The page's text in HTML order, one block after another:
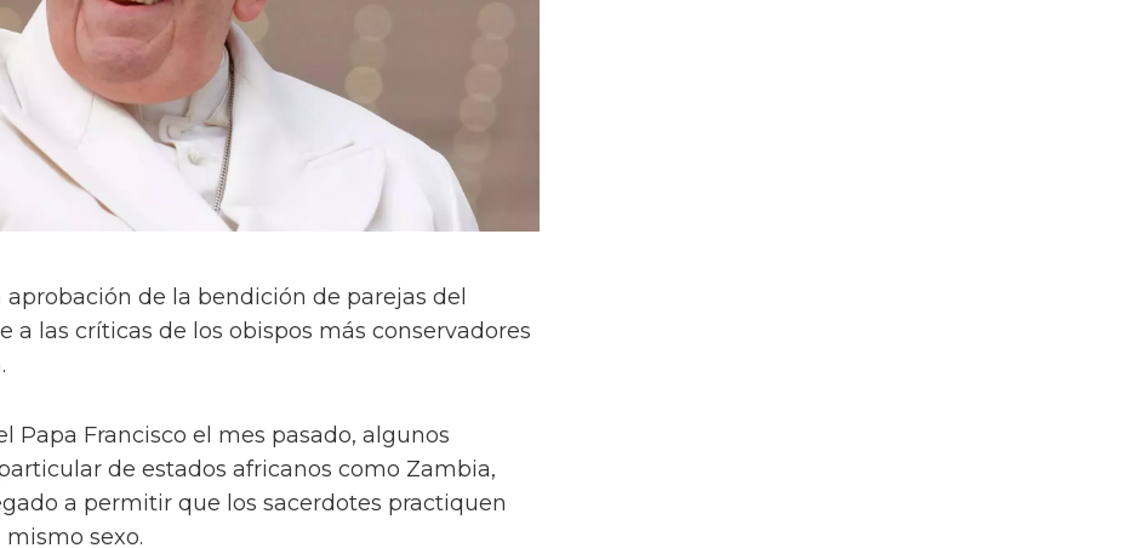
de la bendición de parejas del
a las críticas de los obispos más conservadores
Papa Francisco el mes pasado, algunos
de estados africanos como Zambia,
a permitir que los sacerdotes practiquen
sexo.